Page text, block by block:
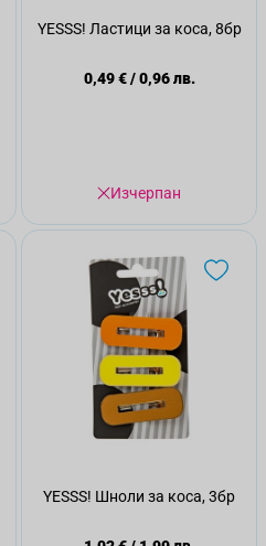
YESSS! Ластици за коса, 8бр
0,49 €/0,96 лв.
Изчерпан
YESSS! Шноли за коса, 3бр